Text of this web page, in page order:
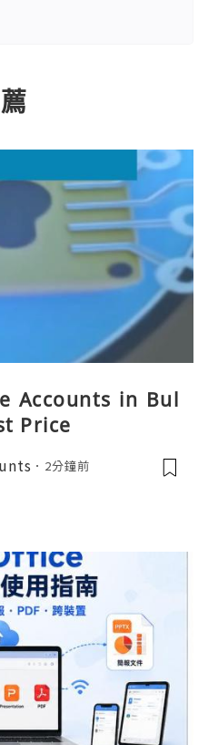
Accounts in Bul
Price
2分鐘前